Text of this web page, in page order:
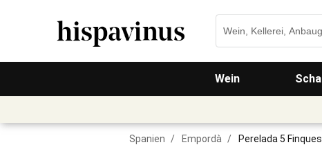
Wein
Spanien / Empordà / Perelada 5